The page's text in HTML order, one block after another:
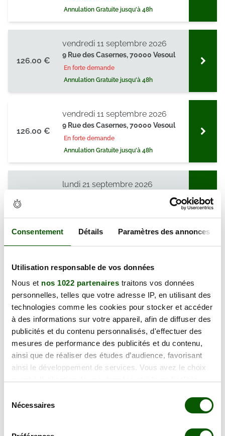
Consentement Détails Paramètres des annonces
Utilisation responsable de vos données
Nous et nos 1022 partenaires traitons vos données
personnelles, telles que votre adresse IP, en utilisant des
technologies comme les cookies pour stocker et accéder
à des informations sur votre appareil, afin de diffuser des
publicités et du contenu personnalisés, d'effectuer des
mesures de performance des publicités et du contenu,
ainsi que de réaliser des études d’audience, favorisant
ainsi le développement de services. Vous avez le choix
tout moment en consultant la Déclaration relative aux
cookies ou en cliquant sur l'icône de confidentialité.
Nécessaires
Annulation Gratuite jusqu'à 48h
126.00 €
9 Rue des Casernes, 70000 Vesoul
En forte demande
Annulation Gratuite jusqu'à 48h
vendredi 11 septembre 2026
126.00 €
9 Rue des Casernes, 70000 Vesoul
En forte demande
Annulation Gratuite jusqu'à 48h
vendredi 11 septembre 2026
126.00 €
9 Rue des Casernes, 70000 Vesoul
lundi 21 septembre 2026
126.00 €
9 Rue des Casernes, 70000 Vesoul
En forte demande
Annulation Gratuite jusqu'à 48h
126.00 €
9 Rue des Casernes, 70000 Vesoul
lundi 05 octobre 2026